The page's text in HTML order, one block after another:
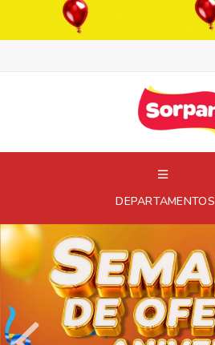
DEPARTAMENTOS